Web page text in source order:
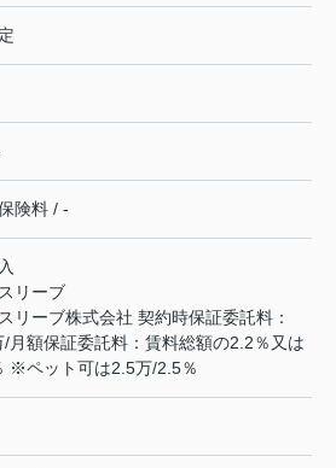
険料 / -
リーブ
リーブ株式会社 契約時保証委託料：
/月額保証委託料：賃料総額の2.2％又は
※ペット可は2.5万/2.5％